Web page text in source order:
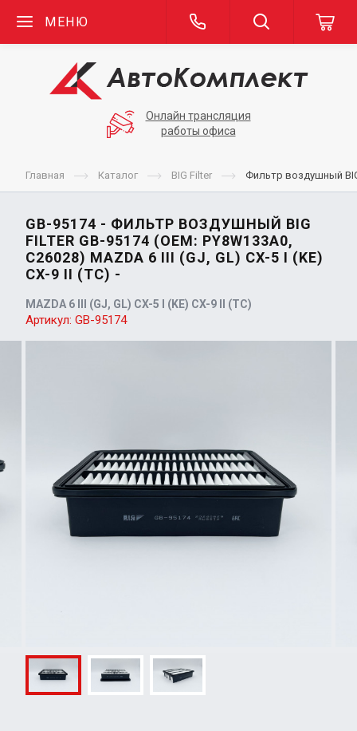
МЕНЮ
Онлайн трансляция
работы офиса
Главная Каталог BIG Filter Фильтр воздушный BIG
GB-95174 - ФИЛЬТР ВОЗДУШНЫЙ BIG
FILTER GB-95174 (OEM: PY8W133A0,
C26028) MAZDA 6 III (GJ, GL) CX-5 I (KE)
CX-9 II (TC) -
MAZDA 6 III (GJ, GL) CX-5 I (KE) CX-9 II (TC)
Артикул: GB-95174